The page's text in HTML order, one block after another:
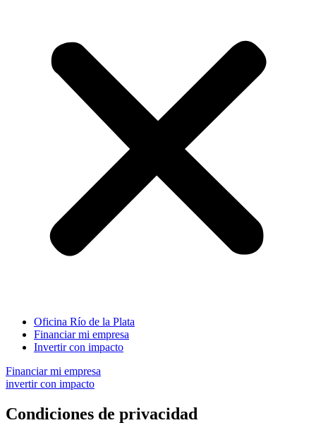
Oficina Río de la Plata
Financiar mi empresa
Invertir con impacto
Financiar mi empresa
invertir con impacto
Condiciones de privacidad